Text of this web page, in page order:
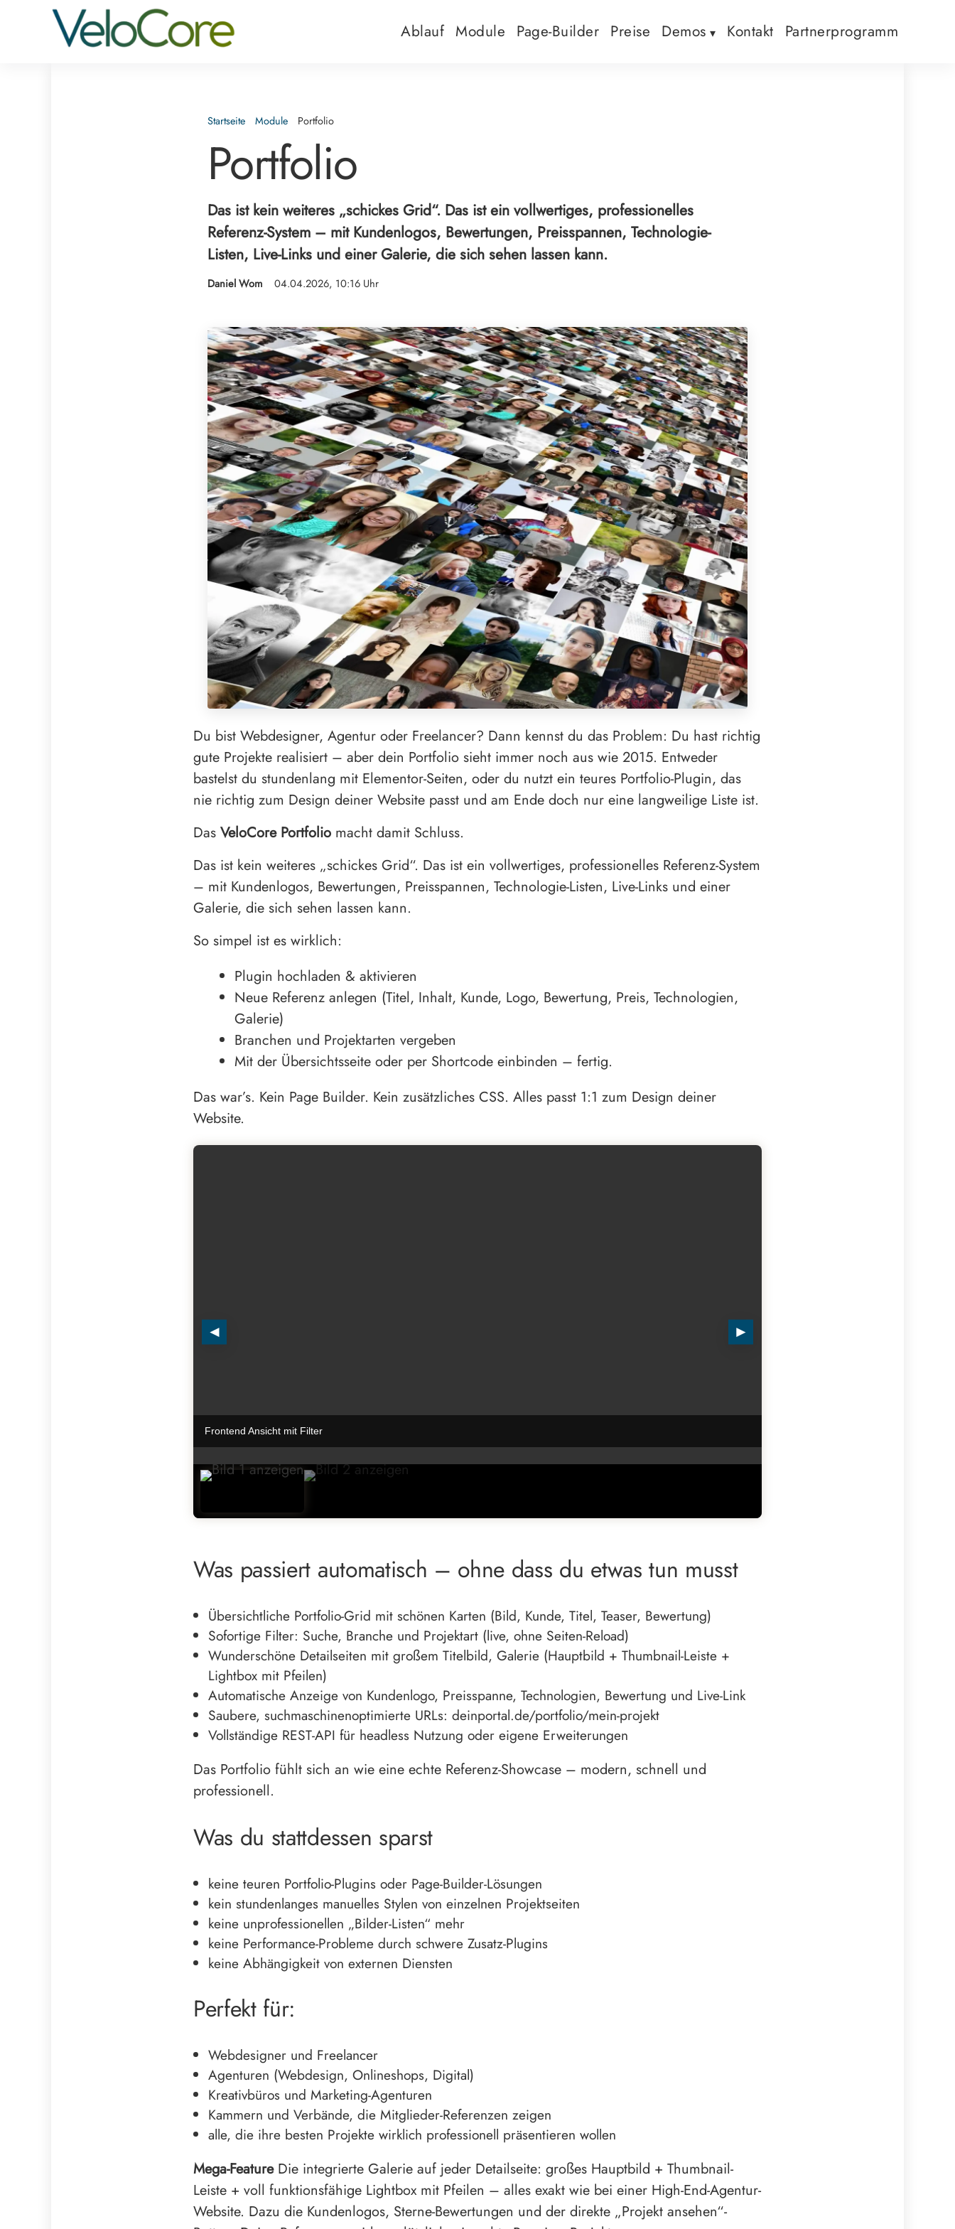
Ablauf Module Page-Builder Preise Demos Kontakt Partnerprogramm
Startseite Module Portfolio
Portfolio
Das ist kein weiteres „schickes Grid“. Das ist ein vollwertiges, professionelles
Referenz-System – mit Kundenlogos, Bewertungen, Preisspannen, Technologie-
Listen, Live-Links und einer Galerie, die sich sehen lassen kann.
Daniel Wom 04.04.2026, 10:16 Uhr
Du bist Webdesigner, Agentur oder Freelancer? Dann kennst du das Problem: Du hast richtig
gute Projekte realisiert – aber dein Portfolio sieht immer noch aus wie 2015. Entweder
bastelst du stundenlang mit Elementor-Seiten, oder du nutzt ein teures Portfolio-Plugin, das
nie richtig zum Design deiner Website passt und am Ende doch nur eine langweilige Liste ist.
Das VeloCore Portfolio macht damit Schluss.
Das ist kein weiteres „schickes Grid“. Das ist ein vollwertiges, professionelles Referenz-System
– mit Kundenlogos, Bewertungen, Preisspannen, Technologie-Listen, Live-Links und einer
Galerie, die sich sehen lassen kann.
So simpel ist es wirklich:
Plugin hochladen & aktivieren
Neue Referenz anlegen (Titel, Inhalt, Kunde, Logo, Bewertung, Preis, Technologien,
Galerie)
Branchen und Projektarten vergeben
Mit der Übersichtsseite oder per Shortcode einbinden – fertig.
Das war’s. Kein Page Builder. Kein zusätzliches CSS. Alles passt 1:1 zum Design deiner
Website.
Frontend Ansicht mit Filter
◄ ►
Was passiert automatisch – ohne dass du etwas tun musst
Übersichtliche Portfolio-Grid mit schönen Karten (Bild, Kunde, Titel, Teaser, Bewertung)
Sofortige Filter: Suche, Branche und Projektart (live, ohne Seiten-Reload)
Wunderschöne Detailseiten mit großem Titelbild, Galerie (Hauptbild + Thumbnail-Leiste +
Lightbox mit Pfeilen)
Automatische Anzeige von Kundenlogo, Preisspanne, Technologien, Bewertung und Live-Link
Saubere, suchmaschinenoptimierte URLs: deinportal.de/portfolio/mein-projekt
Vollständige REST-API für headless Nutzung oder eigene Erweiterungen
Das Portfolio fühlt sich an wie eine echte Referenz-Showcase – modern, schnell und
professionell.
Was du stattdessen sparst
keine teuren Portfolio-Plugins oder Page-Builder-Lösungen
kein stundenlanges manuelles Stylen von einzelnen Projektseiten
keine unprofessionellen „Bilder-Listen“ mehr
keine Performance-Probleme durch schwere Zusatz-Plugins
keine Abhängigkeit von externen Diensten
Perfekt für:
Webdesigner und Freelancer
Agenturen (Webdesign, Onlineshops, Digital)
Kreativbüros und Marketing-Agenturen
Kammern und Verbände, die Mitglieder-Referenzen zeigen
alle, die ihre besten Projekte wirklich professionell präsentieren wollen
Mega-FeatureDie integrierte Galerie auf jeder Detailseite: großes Hauptbild + Thumbnail-
Leiste + voll funktionsfähige Lightbox mit Pfeilen – alles exakt wie bei einer High-End-Agentur-
Website. Dazu die Kundenlogos, Sterne-Bewertungen und der direkte „Projekt ansehen“-